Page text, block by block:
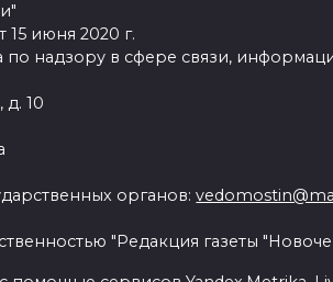
июня 2020 г.
надзору в сфере связи,
10
органов:
"Редакция газеты